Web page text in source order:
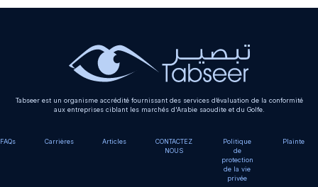
Tabseer est un organisme accrédité fournissant des services d’évaluation de la conformité
aux entreprises ciblant les marchés d'Arabie saoudite et du Golfe.
FAQs Carrières Articles
CONTACTEZ
NOUS
Politique
de
protection
de la vie
privée
Plainte